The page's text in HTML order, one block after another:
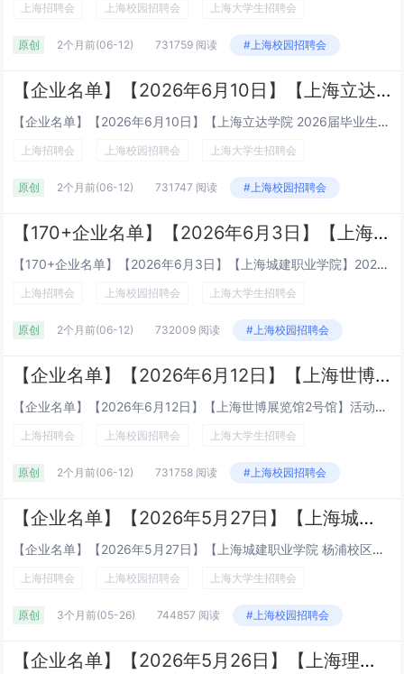
上海招聘会 上海校园招聘会 上海大学生招聘会
原创 2个月前(06-12) 731759 阅读 #上海校园招聘会
【企业名单】【2026年6月10日】【上海立达学院 2026届毕业生就业招聘会 2027届实习生招聘会】
【企业名单】【2026年6月10日】【上海立达学院 2026届毕业生就业招聘会 2027届实习生招聘会】2026年6月10日（周三）下午：13：00-16：00地点上海立达学院综合楼C区室内体育馆（上海市松江区车亭公路1788号...
上海招聘会 上海校园招聘会 上海大学生招聘会
原创 2个月前(06-12) 731747 阅读 #上海校园招聘会
【170+企业名单】【2026年6月3日】【上海城建职业学院】2026届毕业生暨2027届实习生招聘会启动！
【170+企业名单】【2026年6月3日】【上海城建职业学院】2026届毕业生暨2027届实习生招聘会启动！时间：2026年6月3日（周三）13:30-16:00 地点：上海城建职业学院 奉贤校区 篮球场地址：上海奉贤南亭公路20...
上海招聘会 上海校园招聘会 上海大学生招聘会
原创 2个月前(06-12) 732009 阅读 #上海校园招聘会
【企业名单】【2026年6月12日】【上海世博展览馆2号馆】活动面向受众社会应聘者、应届大学生等
【企业名单】【2026年6月12日】【上海世博展览馆2号馆】活动面向受众社会应聘者、应届大学生等时间：2026年6月12日（星期五）9:30-15:30地点：上海世博展览馆2号馆（上海市浦东新区博成路850号）地铁 8 号线 下...
上海招聘会 上海校园招聘会 上海大学生招聘会
原创 2个月前(06-12) 731758 阅读 #上海校园招聘会
【企业名单】【2026年5月27日】【上海城建职业学院 杨浦校区】【2026届毕业生暨2027届实习生招聘会】
【企业名单】【2026年5月27日】【上海城建职业学院 杨浦校区】【2026届毕业生暨2027届实习生招聘会】时间：2026年5月27日（周三）13:30-16:00地点：上海城建职业学院 杨浦校区 大学生活动中心、舞蹈房（杨浦...
上海招聘会 上海校园招聘会 上海大学生招聘会
原创 3个月前(05-26) 744857 阅读 #上海校园招聘会
【企业名单】【2026年5月26日】【上海理工大学招聘会】上海理工大学2026届就业冲刺招聘会暨2027届实习招聘会